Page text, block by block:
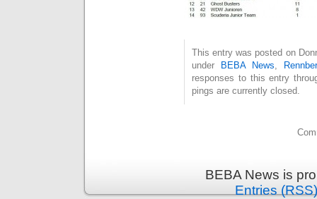
This entry was posted on
under
BEBA News,
responses to this entry
pings are currently closed.
BEBA News is
Entries (RSS)